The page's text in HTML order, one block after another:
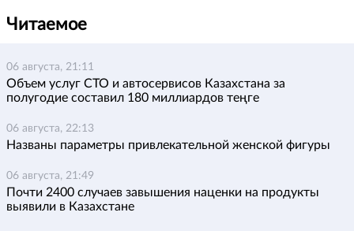
Читаемое
06 августа, 21:11
Объем услуг СТО и автосервисов Казахстана за
полугодие составил 180 миллиардов теңге
06 августа, 22:13
Названы параметры привлекательной женской фигуры
06 августа, 21:49
Почти 2400 случаев завышения наценки на продукты
выявили в Казахстане